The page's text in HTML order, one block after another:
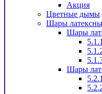
Акция
Цветные дымы
Шары
Шары
Шары